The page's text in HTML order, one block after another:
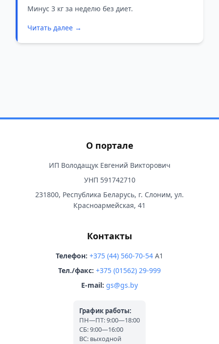
простой секрет
Минус 3 кг за неделю без диет.
Читать далее →
О портале
ИП Володащук Евгений Викторович
УНП 591742710
231800, Республика Беларусь, г. Слоним, ул.
Красноармейская, 41
Контакты
Телефон: +375 (44) 560-70-54 A1
Тел./факс: +375 (01562) 29-999
E-mail: gs@gs.by
График работы:
ПН—ПТ: 9:00—18:00
СБ: 9:00—16:00
ВС: выходной